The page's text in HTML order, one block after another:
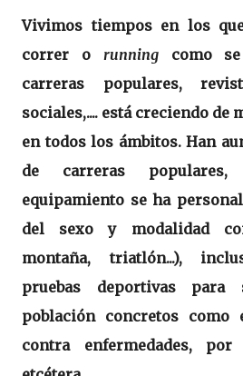
Vivimos tiempos en los
correr orunningcomo se
carreras populares,
sociales,.... está creciendo de
en todos los ámbitos. Han
de carreras
equipamiento se ha
del sexo y modalidad
montaña, triatlón...),
pruebas deportivas para
población concretos como
contra enfermedades, por